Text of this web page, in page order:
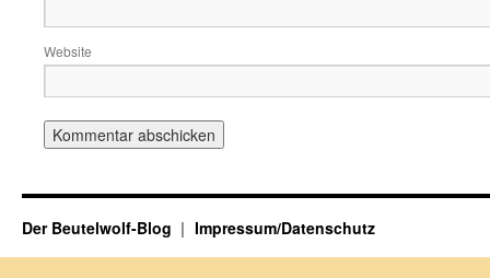
Website
Der Beutelwolf-Blog Impressum/Datenschutz